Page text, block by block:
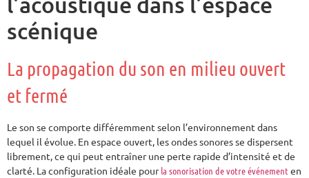
scénique
La propagation du son en milieu ouvert
et fermé
Le son se comporte différemment selon l’environnement dans
lequel il évolue. En espace ouvert, les ondes sonores se dispersent
librement, ce qui peut entraîner une perte rapide d’intensité et de
clarté. La configuration idéale pourla sonorisation de votre événement en